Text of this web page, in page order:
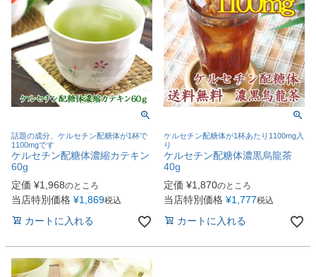
話題の成分、ケルセチン配糖体が1杯で
1100mgです
ケルセチン配糖体濃縮カテキン
60g
定価 ¥1,968のところ
当店特別価格 ¥1,869税込
カートに入れる
ケルセチン配糖体が1杯あたり1100mg入
り
ケルセチン配糖体濃黒烏龍茶
40g
定価 ¥1,870のところ
当店特別価格 ¥1,777税込
カートに入れる